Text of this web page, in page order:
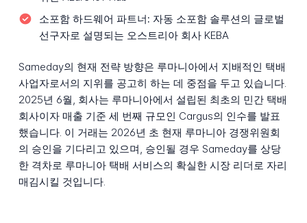
소포함 하드웨어 파트너: 자동 소포함 솔루션의 글로벌
선구자로 설명되는 오스트리아 회사 KEBA
Sameday의 현재 전략 방향은 루마니아에서 지배적인 택배
사업자로서의 지위를 공고히 하는 데 중점을 두고 있습니다.
2025년 6월, 회사는 루마니아에서 설립된 최초의 민간 택배
회사이자 매출 기준 세 번째 규모인 Cargus의 인수를 발표
했습니다. 이 거래는 2026년 초 현재 루마니아 경쟁위원회
의 승인을 기다리고 있으며, 승인될 경우 Sameday를 상당
한 격차로 루마니아 택배 서비스의 확실한 시장 리더로 자리
매김시킬 것입니다.